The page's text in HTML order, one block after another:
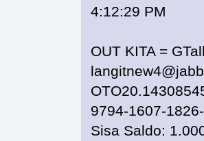
4:12:29 PM
OUT KITA =
9794-1607-
Sisa Saldo: